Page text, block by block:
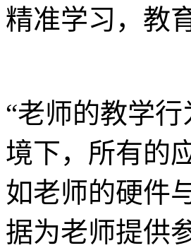
精准学习，教
“老师的教学
境下，所有的
如老师的硬件
据为老师提供